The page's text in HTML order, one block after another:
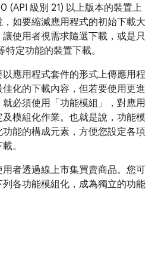
(API 級別 21) 以上版本的裝置上
如要縮減應用程式的初始下載大
使用者視需求隨選下載，或是只
定功能的裝置下載。
應用程式套件的形式上傳應用程
化的下載內容，但若要使用更進
必須使用「功能模組」
，對應用
模組化作業。也就是說，功能模
能的構成元素，方便您設定各項
。
者透過線上市集買賣商品。您可
各功能模組化，成為獨立的功能